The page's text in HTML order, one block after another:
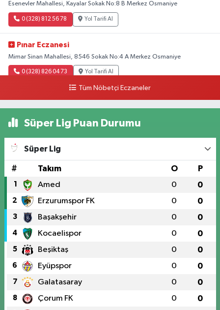
Esenevler Mahallesi, Kayalar Sokak No:8 B Merkez Osmaniye
0 (328) 812 56 78 Yol Tarifi Al
Pınar Eczanesi
Mimar Sinan Mahallesi, 8546 Sokak No:4 A Merkez Osmaniye
0 (328) 826 04 73 Yol Tarifi Al
Tüm Nöbetçi Eczaneler
Süper Lig Puan Durumu
Süper Lig
# Takım O P
1 Amed 0 0
2 Erzurumspor FK 0 0
3 Başakşehir 0 0
4 Kocaelispor 0 0
5 Beşiktaş 0 0
6 Eyüpspor 0 0
7 Galatasaray 0 0
8 Çorum FK 0 0